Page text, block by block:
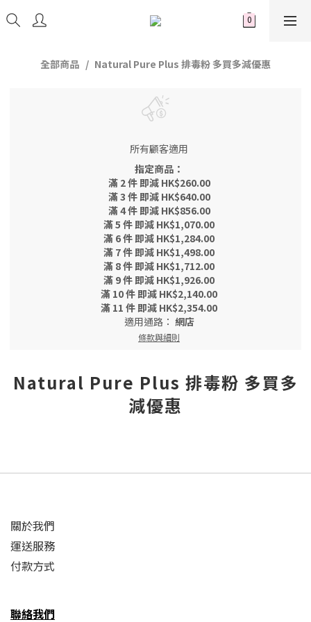
全部商品 Natural Pure Plus 排毒粉 多買多減優惠
所有顧客適用
指定商品：
滿 2 件 即減 HK$260.00
滿 3 件 即減 HK$640.00
滿 4 件 即減 HK$856.00
滿 5 件 即減 HK$1,070.00
滿 6 件 即減 HK$1,284.00
滿 7 件 即減 HK$1,498.00
滿 8 件 即減 HK$1,712.00
滿 9 件 即減 HK$1,926.00
滿 10 件 即減 HK$2,140.00
滿 11 件 即減 HK$2,354.00
適用通路： 網店
條款與細則
Natural Pure Plus 排毒粉 多買多
減優惠
關於我們
運送服務
付款方式
聯絡我們